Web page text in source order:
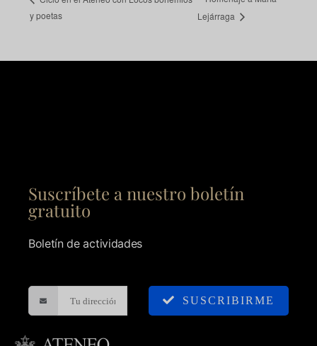
y poetas
Lejárraga
Suscríbete a nuestro boletín
gratuito
Boletín de actividades
SUSCRIBIRME